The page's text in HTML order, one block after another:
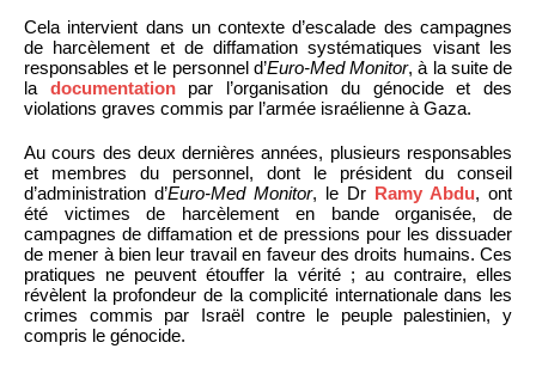
Cela intervient dans un contexte d’escalade des campagnes
de harcèlement et de diffamation systématiques visant les
responsables et le personnel d’Euro-Med Monitor, à la suite de
la documentationpar l’organisation du génocide et des
violations graves commis par l’armée israélienne à Gaza.
Au cours des deux dernières années, plusieurs responsables
et membres du personnel, dont le président du conseil
d’administration d’Euro-Med Monitor, le Dr Ramy Abdu, ont
été victimes de harcèlement en bande organisée, de
campagnes de diffamation et de pressions pour les dissuader
de mener à bien leur travail en faveur des droits humains. Ces
pratiques ne peuvent étouffer la vérité ; au contraire, elles
révèlent la profondeur de la complicité internationale dans les
crimes commis par Israël contre le peuple palestinien, y
compris le génocide.